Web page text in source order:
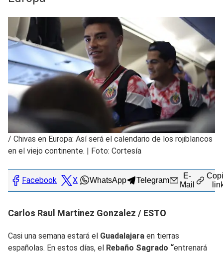
/ Chivas en Europa: Así será el calendario de los rojiblancos
en el viejo continente. | Foto: Cortesía
Facebook X WhatsApp Telegram
E-
Mail
Carlos Raul Martinez Gonzalez / ESTO
Casi una semana estará el Guadalajara en tierras
españolas. En estos días, el Rebaño Sagrado “entrenará